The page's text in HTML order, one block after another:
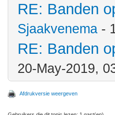
RE: Banden
Sjaakvenema -
RE: Banden
20-May-2019,
Afdrukversie weergeven